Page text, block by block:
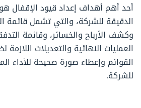
أحد أهم أهداف إعداد قيود الإقفال
الدقيقة للشركة، والتي تشمل قائمة
وكشف الأرباح والخسائر، وقائمة
العمليات النهائية والتعديلات
القوائم وإعطاء صورة صحيحة للأداء
للشركة.